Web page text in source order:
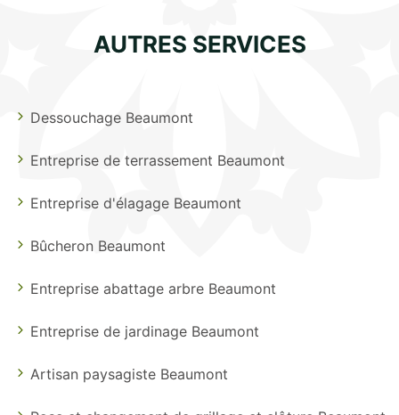
AUTRES SERVICES
Dessouchage Beaumont
Entreprise de terrassement Beaumont
Entreprise d'élagage Beaumont
Bûcheron Beaumont
Entreprise abattage arbre Beaumont
Entreprise de jardinage Beaumont
Artisan paysagiste Beaumont